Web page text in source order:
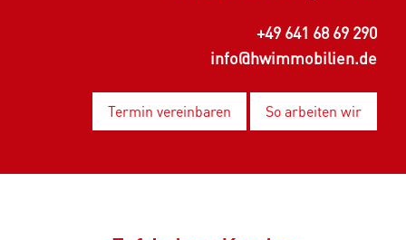
+49 641 68 69 290
info@hwimmobilien.de
Termin vereinbaren So arbeiten wir